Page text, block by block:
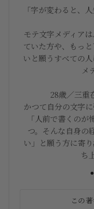
「字が変わると、
モテ文字メディア
ていた方や、もっ
いと願うすべての
メ
28歳／三重
かつて自分の文字
「人前で書くの
つ。そんな自身の
い」と願う方に寄
ち
この